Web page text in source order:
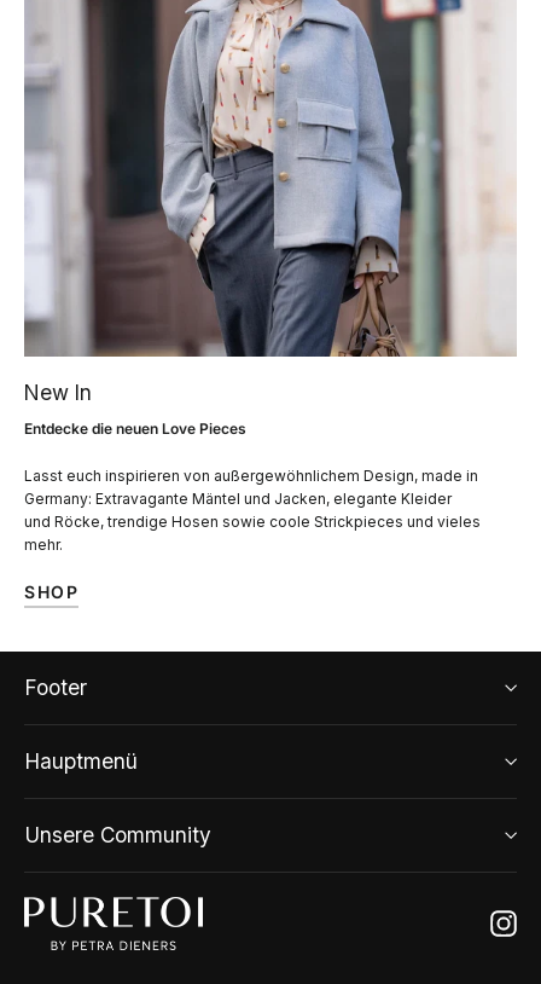
New In
Entdecke die neuen Love Pieces
Lasst euch inspirieren von außergewöhnlichem Design, made in
Germany: Extravagante Mäntel und Jacken, elegante Kleider
und Röcke, trendige Hosen sowie coole Strickpieces und vieles
mehr.
SHOP
Footer
Hauptmenü
Unsere Community